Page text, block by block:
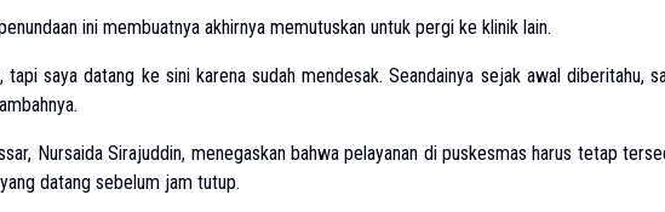
ini membuatnya akhirnya memutuskan untuk pergi ke klinik lain.
saya datang ke sini karena sudah mendesak. Seandainya sejak awal diberitahu,
Nursaida Sirajuddin, menegaskan bahwa pelayanan di puskesmas harus tetap
datang sebelum jam tutup.